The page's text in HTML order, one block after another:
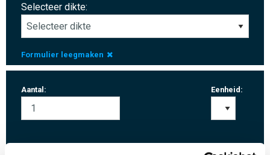
Selecteer dikte:
Formulier leegmaken
Aantal: Eenheid: